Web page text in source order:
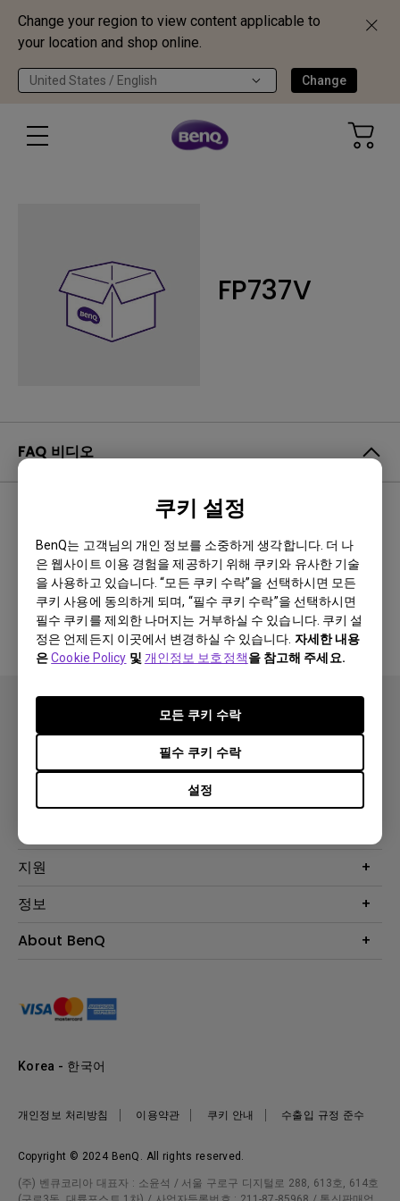
Change your region to view content applicable to
your location and shop online.
United States / English Change
쿠키 설정
BenQ는 고객님의 개인 정보를 소중하게 생각합니다. 더 나
은 웹사이트 이용 경험을 제공하기 위해 쿠키와 유사한 기술
을 사용하고 있습니다. “모든 쿠키 수락”을 선택하시면 모든
쿠키 사용에 동의하게 되며, “필수 쿠키 수락”을 선택하시면
필수 쿠키를 제외한 나머지는 거부하실 수 있습니다. 쿠키 설
정은 언제든지 이곳에서 변경하실 수 있습니다. 자세한 내용
은Cookie Policy 및 개인정보 보호정책을 참고해 주세요.
설정
필수 쿠키 수락
모든 쿠키 수락
FP737V
FAQ 비디오
관련 비디오 없음
조명
솔루션
Eye-Care 모니터
e스포츠
비즈니스 디스플레이
지원
문의
서비스센터
정보
프로젝터 거리계산기
About BenQ
사회적 책임
뉴스
Copyright © 2024 BenQ. All rights reserved.
개인정보 처리방침 이용약관 쿠키 안내 수출입 규정 준수
Korea - 한국어
(주) 벤큐코리아 대표자 : 소윤석 / 서울 구로구 디지털로 288, 613호, 614호